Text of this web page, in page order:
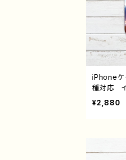
iPhone
種対応
おしゃ
色 ノス
ndroid
すめ 黒
¥2,880